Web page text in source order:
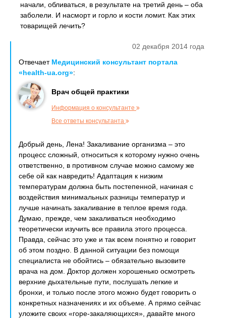
начали, обливаться, в результате на третий день – оба
заболели. И насморт и горло и кости ломит. Как этих
товарищей лечить?
02 декабря 2014 года
Отвечает Медицинский консультант портала
«health-ua.org»:
Врач общей практики
Информация о консультанте
Все ответы консультанта
Добрый день, Лена! Закаливание организма – это
процесс сложный, относиться к которому нужно очень
ответственно, в противном случае можно самому же
себе ой как навредить! Адаптация к низким
температурам должна быть постепенной, начиная с
воздействия минимальных разницы температур и
лучше начинать закаливание в теплое время года.
Думаю, прежде, чем закаливаться необходимо
теоретически изучить все правила этого процесса.
Правда, сейчас это уже и так всем понятно и говорит
об этом поздно. В данной ситуации без помощи
специалиста не обойтись – обязательно вызовите
врача на дом. Доктор должен хорошенько осмотреть
верхние дыхательные пути, послушать легкие и
бронхи, и только после этого можно будет говорить о
конкретных назначениях и их объеме. А прямо сейчас
уложите своих «горе-закаляющихся», давайте много